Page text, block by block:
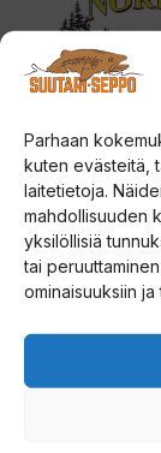
Parhaan
kuten evästeitä,
laitetietoja.
mahdollisuuden
yksilöllisiä
tai
ominaisuuksiin ja
(1 tuote